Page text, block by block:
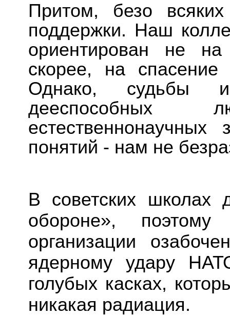
Притом, безо всяких
поддержки. Наш
ориентирован не на
скорее, на
Однако, судьбы
понятий - нам не
В советских школах
обороне»,
организации
ядерному удару
голубых касках,
никакая радиация.